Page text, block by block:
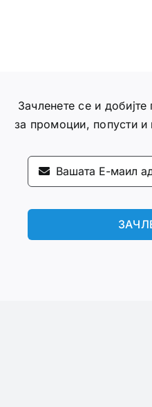
Зачленете се и
за промоции, попусти и